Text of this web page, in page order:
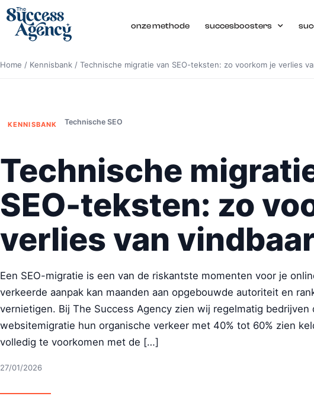
onze methode succesboosters
Home / Kennisbank / Technische migratie van SEO-teksten: zo voorkom je verlies
KENNISBANK Technische SEO
Technische
SEO-teksten: zo
verlies van
Een SEO-migratie is een van de riskantste momenten voor je
verkeerde aanpak kan maanden aan opgebouwde autoriteit en
vernietigen. Bij The Success Agency zien wij regelmatig bedrijven
websitemigratie hun organische verkeer met 40% tot 60% zien
volledig te voorkomen met de […]
27/01/2026